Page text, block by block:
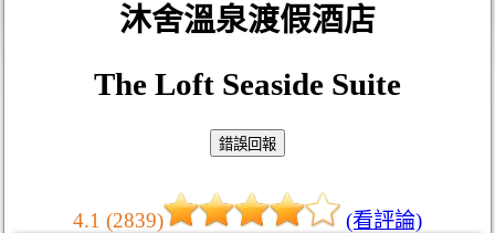
沐舍溫泉渡假酒店
The Loft Seaside Suite
4.1 (2839)
(看評論)